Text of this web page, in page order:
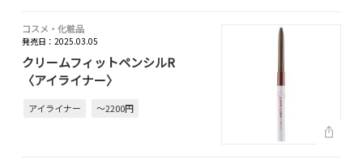
コスメ・化粧品
発売日：2025.03.05
クリームフィットペンシルR
〈アイライナー〉
アイライナー ～2200円